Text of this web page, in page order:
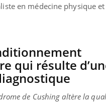
en médecine physique
qui résulte
de Cushing altère la